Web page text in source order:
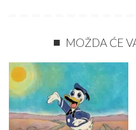
MOŽDA ĆE